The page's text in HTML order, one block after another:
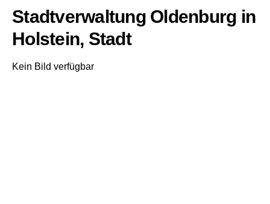
Stadtverwaltung Oldenburg in
Holstein, Stadt
Kein Bild verfügbar